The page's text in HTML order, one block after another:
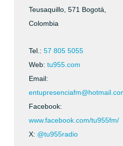
Teusaquillo, 571 Bogotá,
Colombia
Tel.: 57 805 5055
Web: tu955.com
Email:
Facebook:
www.facebook.com/tu955fm/
X: @tu955radio